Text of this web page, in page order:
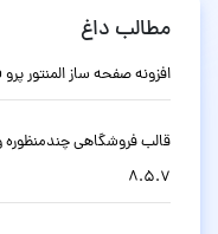
مطالب داغ
افزونه صفحه ساز المنتور پرو Elementor Pro وردپرس نسخه 4.2.1
8.5.7